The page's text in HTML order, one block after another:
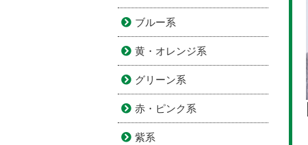
ブルー系
黄・オレンジ系
グリーン系
赤・ピンク系
紫系